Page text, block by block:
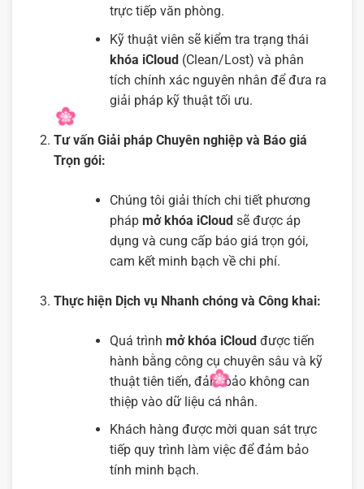
trực tiếp văn phòng.
Kỹ thuật viên sẽ kiểm tra trạng thái
khóa iCloud(Clean/Lost) và phân
tích chính xác nguyên nhân để đưa ra
giải pháp kỹ thuật tối ưu.
Tư vấn Giải pháp Chuyên nghiệp và Báo giá
Trọn gói:
Chúng tôi giải thích chi tiết phương
pháp mở khóa iCloudsẽ được áp
dụng và cung cấp báo giá trọn gói,
cam kết minh bạch về chi phí.
Thực hiện Dịch vụ Nhanh chóng và Công khai:
Quá trình mở khóa iCloudđược tiến
hành bằng công cụ chuyên sâu và kỹ
thuật tiên tiến, đảm bảo không can
thiệp vào dữ liệu cá nhân.
Khách hàng được mời quan sát trực
tiếp quy trình làm việc để đảm bảo
tính minh bạch.